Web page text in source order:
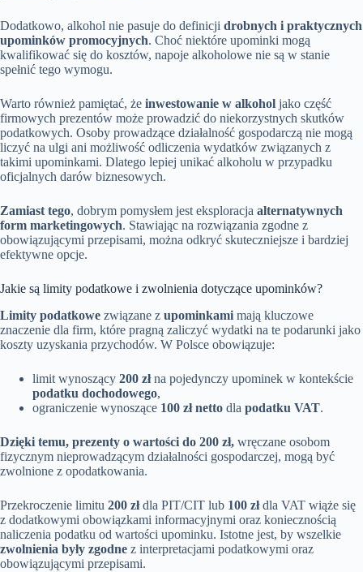
Dodatkowo, alkohol nie pasuje do definicji drobnych i praktycznych
upominków promocyjnych. Choć niektóre upominki mogą
kwalifikować się do kosztów, napoje alkoholowe nie są w stanie
spełnić tego wymogu.
Warto również pamiętać, że inwestowanie w alkohol jako część
firmowych prezentów może prowadzić do niekorzystnych skutków
podatkowych. Osoby prowadzące działalność gospodarczą nie mogą
liczyć na ulgi ani możliwość odliczenia wydatków związanych z
takimi upominkami. Dlatego lepiej unikać alkoholu w przypadku
oficjalnych darów biznesowych.
Zamiast tego, dobrym pomysłem jest eksploracja alternatywnych
form marketingowych. Stawiając na rozwiązania zgodne z
obowiązującymi przepisami, można odkryć skuteczniejsze i bardziej
efektywne opcje.
Jakie są limity podatkowe i zwolnienia dotyczące upominków?
Limity podatkowe związane z upominkami mają kluczowe
znaczenie dla firm, które pragną zaliczyć wydatki na te podarunki jako
koszty uzyskania przychodów. W Polsce obowiązuje:
limit wynoszący 200 złna pojedynczy upominek w kontekście
podatku dochodowego,
ograniczenie wynoszące 100 zł netto dla podatku VAT.
Dzięki temu, prezenty o wartości do 200 zł, wręczane osobom
fizycznym nieprowadzącym działalności gospodarczej, mogą być
zwolnione z opodatkowania.
Przekroczenie limitu 200 złdla PIT/CIT lub 100 złdla VAT wiąże się
z dodatkowymi obowiązkami informacyjnymi oraz koniecznością
naliczenia podatku od wartości upominku. Istotne jest, by wszelkie
zwolnienia były zgodne z interpretacjami podatkowymi oraz
obowiązującymi przepisami.